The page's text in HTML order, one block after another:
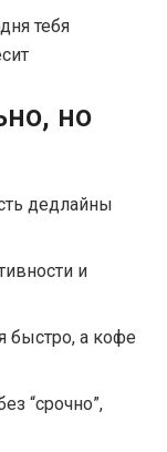
тебя
но
дедлайны
и
быстро, а кофе
“срочно”,